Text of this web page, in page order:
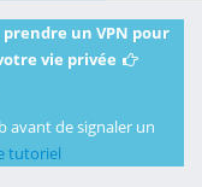
un VPN pour
vie privée
avant de signaler un
tutoriel